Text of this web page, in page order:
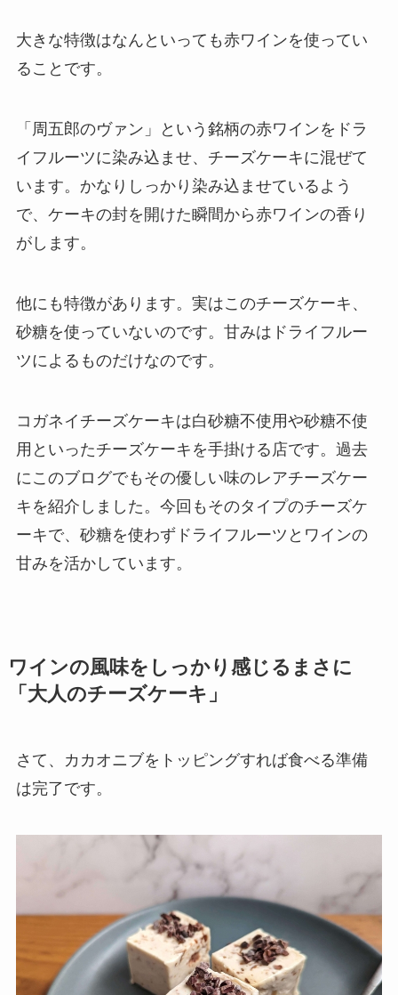
大きな特徴はなんといっても赤ワインを使ってい
ることです。
「周五郎のヴァン」という銘柄の赤ワインをドラ
イフルーツに染み込ませ、チーズケーキに混ぜて
います。かなりしっかり染み込ませているよう
で、ケーキの封を開けた瞬間から赤ワインの香り
がします。
他にも特徴があります。実はこのチーズケーキ、
砂糖を使っていないのです。甘みはドライフルー
ツによるものだけなのです。
コガネイチーズケーキは白砂糖不使用や砂糖不使
用といったチーズケーキを手掛ける店です。過去
にこのブログでもその優しい味のレアチーズケー
キを紹介しました。今回もそのタイプのチーズケ
ーキで、砂糖を使わずドライフルーツとワインの
甘みを活かしています。
ワインの風味をしっかり感じるまさに
「大人のチーズケーキ」
さて、カカオニブをトッピングすれば食べる準備
は完了です。